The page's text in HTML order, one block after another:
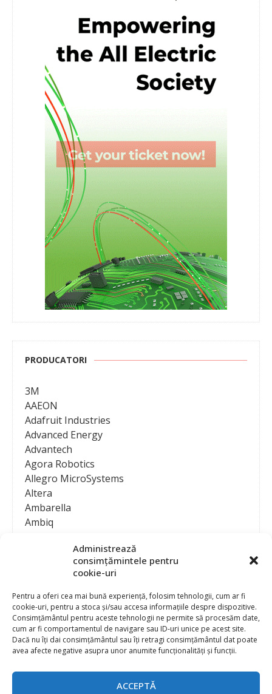
Administrează
consimțămintele pentru
cookie-uri
Pentru a oferi cea mai bună experiență, folosim tehnologii, cum ar fi
cookie-uri, pentru a stoca și/sau accesa informațiile despre dispozitive.
Consimțământul pentru aceste tehnologii ne permite să procesăm date,
cum ar fi comportamentul de navigare sau ID-uri unice pe acest site.
Dacă nu îți dai consimțământul sau îți retragi consimțământul dat poate
avea afecte negative asupra unor anumite funcționalități și funcții.
ACCEPTĂ
PRODUCATORI
3M
AAEON
Adafruit Industries
Advanced Energy
Advantech
Agora Robotics
Allegro MicroSystems
Altera
Ambarella
Ambiq
Analog Devices
Anritsu Corporation
Ansys
APS
Arduino
Arm
Asentics